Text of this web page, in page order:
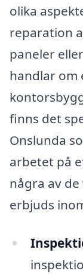
olika
reparation
paneler
handlar om
finns det
Onslunda
arbetet på
några av
erbjuds